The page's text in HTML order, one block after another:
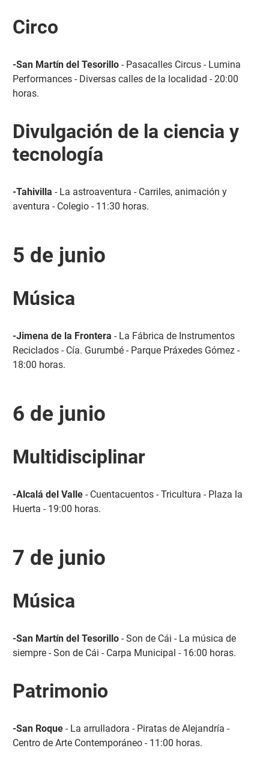
Circo
-San Martín del Tesorillo- Pasacalles Circus - Lumina
Performances - Diversas calles de la localidad - 20:00
horas.
Divulgación de la ciencia y
tecnología
-Tahivilla - La astroaventura - Carriles, animación y
aventura - Colegio - 11:30 horas.
5 de junio
Música
-Jimena de la Frontera - La Fábrica de Instrumentos
Reciclados - Cía. Gurumbé - Parque Práxedes Gómez -
18:00 horas.
6 de junio
Multidisciplinar
-Alcalá del Valle- Cuentacuentos - Tricultura - Plaza la
Huerta - 19:00 horas.
7 de junio
Música
-San Martín del Tesorillo- Son de Cái - La música de
siempre - Son de Cái - Carpa Municipal - 16:00 horas.
Patrimonio
-San Roque- La arrulladora - Piratas de Alejandría -
Centro de Arte Contemporáneo - 11:00 horas.